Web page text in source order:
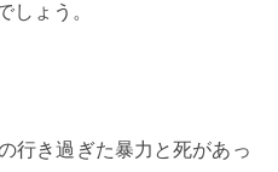
しょう。
行き過ぎた暴力と死があっ